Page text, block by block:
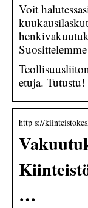
Voit
etuja. Tutustu!
http s://
…